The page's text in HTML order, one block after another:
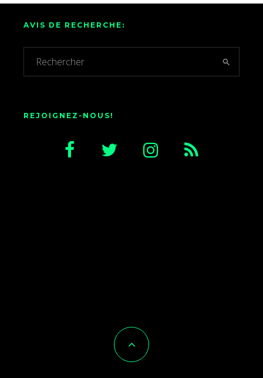
AVIS DE RECHERCHE:
REJOIGNEZ-NOUS!